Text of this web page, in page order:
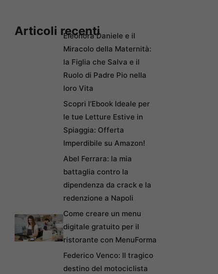
Articoli recentiEleonora Daniele e il
Miracolo della Maternità:
la Figlia che Salva e il
Ruolo di Padre Pio nella
loro Vita
Scopri l’Ebook Ideale per
le tue Letture Estive in
Spiaggia: Offerta
Imperdibile su Amazon!
Abel Ferrara: la mia
battaglia contro la
dipendenza da crack e la
redenzione a Napoli
Come creare un menu
digitale gratuito per il
ristorante con MenuForma
Federico Venco: Il tragico
destino del motociclista